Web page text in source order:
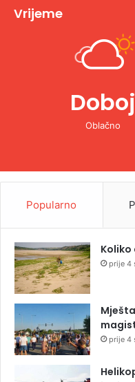
vVrijeme
Doboj
Oblačno
Popularno
prije 4
prije 4